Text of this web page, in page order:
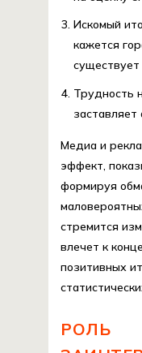
Искомый
кажется
Трудность
заставляет
Медиа и
эффект,
формируя
стремится
влечет к
позитивных
РОЛЬ